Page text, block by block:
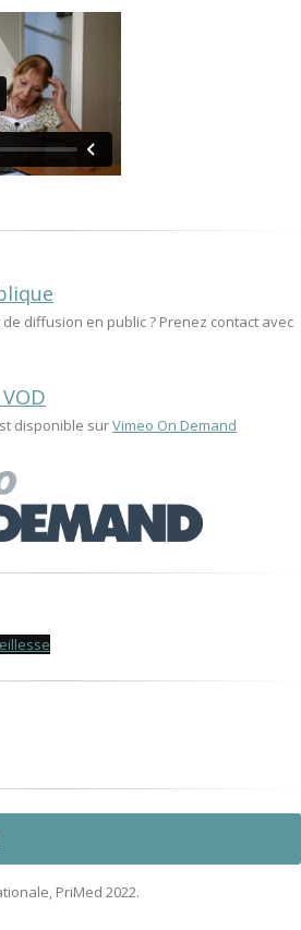
diffusion en public ? Prenez contact avec
disponible surVimeo On Demand
PriMed 2022.